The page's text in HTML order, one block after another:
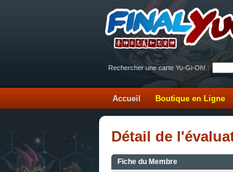
Rechercher une carte Yu-Gi-Oh! :
Accueil Boutique en Ligne
Détail de
Fiche du Membre